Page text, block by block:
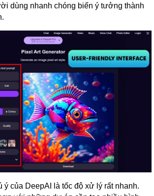
dùng nhanh chóng biến ý tưởng thành
ý của DeepAI là tốc độ xử lý rất nhanh.